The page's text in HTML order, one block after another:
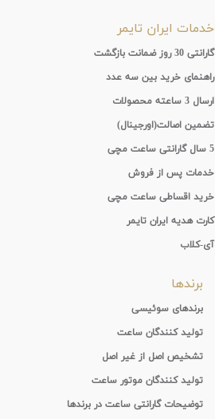
خدمات ایران تایمر
گارانتی 30 روز ضمانت بازگشت
راهنمای خرید بین سه عدد
ارسال 3 ساعته محصولات
تضمین اصالت(اورجینال)
5 سال گارانتی ساعت مچی
خدمات پس از فروش
خرید اقساطی ساعت مچی
کارت هدیه ایران تایمر
آی-کلاب
برندها
برندهای سوئیسی
تولید کنندگان ساعت
تشخیص اصل از غیر اصل
تولید کنندگان موتور ساعت
توضیحات گارانتی ساعت در برندها